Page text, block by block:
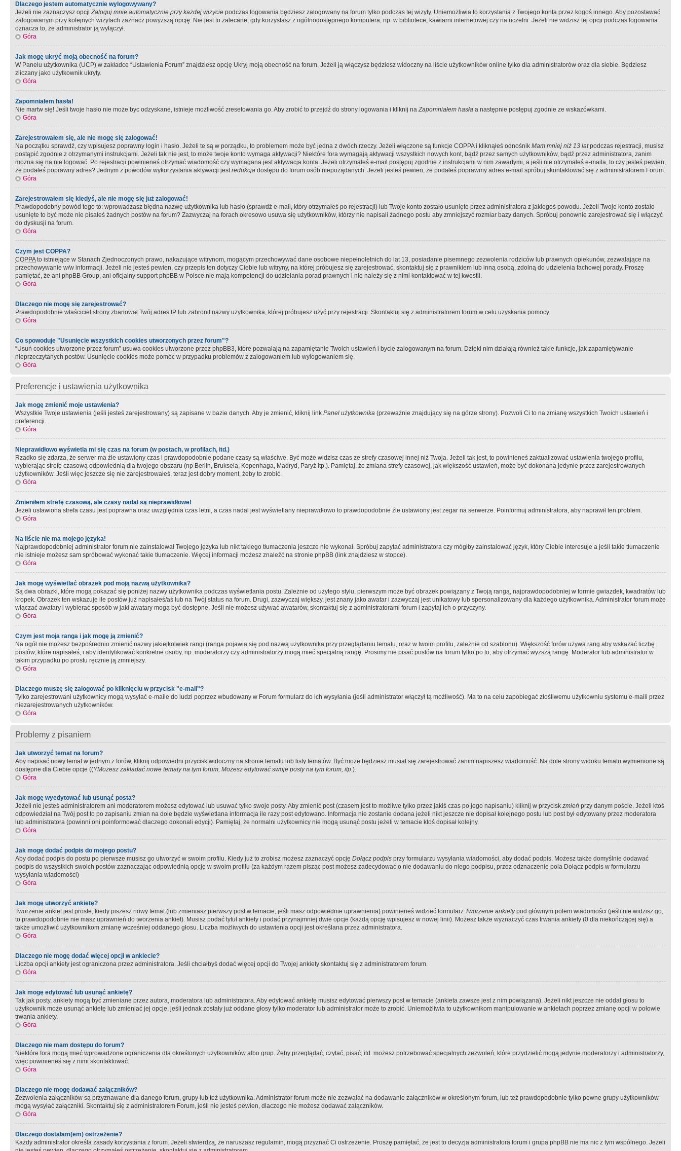
Dlaczego jestem automatycznie wylogowywany?
Jeżeli nie zaznaczysz opcjiZaloguj mnie automatycznie przy każdej wizycie podczas logowania będziesz zalogowany na forum tylko podczas tej wizyty. Uniemożliwia to korzystania z Twojego konta przez kogoś innego. Aby pozostawać
zalogowanym przy kolejnych wizytach zaznacz powyższą opcję. Nie jest to zalecane, gdy korzystasz z ogólnodostępnego komputera, np. w bibliotece, kawiarni internetowej czy na uczelni. Jeżeli nie widzisz tej opcji podczas logowania
oznacza to, że administrator ją wyłączył.
Góra
Jak mogę ukryć moją obecność na forum?
W Panelu użytkownika (UCP) w zakładce “Ustawienia Forum” znajdziesz opcję Ukryj moją obecność na forum. Jeżeli ją włączysz będziesz widoczny na liście użytkowników online tylko dla administratorów oraz dla siebie. Będziesz
zliczany jako użytkownik ukryty.
Góra
Zapomniałem hasła!
Nie martw się! Jeśli twoje hasło nie może byc odzyskane, istnieje możliwość zresetowania go. Aby zrobić to przejdź do strony logowania i kliknij naZapomniałem hasła a następnie postępuj zgodnie ze wskazówkami.
Góra
Zarejestrowałem się, ale nie mogę się zalogować!
Na początku sprawdź, czy wpisujesz poprawny login i hasło. Jeżeli te są w porządku, to problemem może być jedna z dwóch rzeczy. Jeżeli włączone są funkcje COPPA i kliknąłeś odnośnik Mam mniej niż 13 latpodczas rejestracji, musisz
postąpić zgodnie z otrzymanymi instrukcjami. Jeżeli tak nie jest, to może twoje konto wymaga aktywacji? Niektóre fora wymagają aktywacji wszystkich nowych kont, bądź przez samych użytkowników, bądź przez administratora, zanim
można się na nie logować. Po rejestracji powinieneś otrzymać wiadomość czy wymagana jest aktywacja konta. Jeżeli otrzymałeś e-mail postępuj zgodnie z instrukcjami w nim zawartymi, a jeśli nie otrzymałeś e-maila, to czy jesteś pewien,
że podałeś poprawny adres? Jednym z powodów wykorzystania aktywacji jestredukcja dostępu do forum osób niepożądanych. Jeżeli jesteś pewien, że podałeś poprawmy adres e-mail spróbuj skontaktować się z administratorem Forum.
Góra
Zarejestrowałem się kiedyś, ale nie mogę się już zalogować!
Prawdopodobny powód tego to: wprowadzasz błędna nazwę użytkownika lub hasło (sprawdź e-mail, który otrzymałeś po rejestracji) lub Twoje konto zostało usunięte przez administratora z jakiegoś powodu. Jeżeli Twoje konto zostało
usunięte to być może nie pisałeś żadnych postów na forum? Zazwyczaj na forach okresowo usuwa się użytkowników, którzy nie napisali żadnego postu aby zmniejszyć rozmiar bazy danych. Spróbuj ponownie zarejestrować się i włączyć
do dyskusji na forum.
Góra
Czym jest COPPA?
COPPAto istniejące w Stanach Zjednoczonych prawo, nakazujące witrynom, mogącym przechowywać dane osobowe niepełnoletnich do lat 13, posiadanie pisemnego zezwolenia rodziców lub prawnych opiekunów, zezwalające na
przechowywanie w/w informacji. Jeżeli nie jesteś pewien, czy przepis ten dotyczy Ciebie lub witryny, na której próbujesz się zarejestrować, skontaktuj się z prawnikiem lub inną osobą, zdolną do udzielenia fachowej porady. Proszę
pamiętać, że ani phpBB Group, ani oficjalny support phpBB w Polsce nie mają kompetencji do udzielania porad prawnych i nie należy się z nimi kontaktować w tej kwestii.
Góra
Dlaczego nie mogę się zarejestrować?
Prawdopodobnie właściciel strony zbanował Twój adres IP lub zabronił nazwy użytkownika, której próbujesz użyć przy rejestracji. Skontaktuj się z administratorem forum w celu uzyskania pomocy.
Góra
Co spowoduje "Usunięcie wszystkich cookies utworzonych przez forum"?
“Usuń cookies utworzone przez forum” usuwa cookies utworzone przez phpBB3, które pozwalają na zapamiętanie Twoich ustawień i bycie zalogowanym na forum. Dzięki nim działają również takie funkcje, jak zapamiętywanie
nieprzeczytanych postów. Usunięcie cookies może pomóc w przypadku problemów z zalogowaniem lub wylogowaniem się.
Góra
Preferencje i ustawienia użytkownika
Jak mogę zmienić moje ustawienia?
Wszystkie Twoje ustawienia (jeśli jesteś zarejestrowany) są zapisane w bazie danych. Aby je zmienić, kliknij link Panel użytkownika (przeważnie znajdujący się na górze strony). Pozwoli Ci to na zmianę wszystkich Twoich ustawień i
preferencji.
Góra
Nieprawidłowo wyświetla mi się czas na forum (w postach, w profilach, itd.)
Rzadko się zdarza, że serwer ma źle ustawiony czas i prawdopodobnie podane czasy są właściwe. Być może widzisz czas ze strefy czasowej innej niż Twoja. Jeżeli tak jest, to powinieneś zaktualizować ustawienia twojego profilu,
wybierając strefę czasową odpowiednią dla twojego obszaru (np Berlin, Bruksela, Kopenhaga, Madryd, Paryż itp.). Pamiętaj, że zmiana strefy czasowej, jak większość ustawień, może być dokonana jedynie przez zarejestrowanych
użytkowników. Jeśli więc jeszcze się nie zarejestrowałeś, teraz jest dobry moment, żeby to zrobić.
Góra
Zmieniłem strefę czasową, ale czasy nadal są nieprawidłowe!
Jeżeli ustawiona strefa czasu jest poprawna oraz uwzględnia czas letni, a czas nadal jest wyświetlany nieprawdłowo to prawdopodobnie źle ustawiony jest zegar na serwerze. Poinformuj administratora, aby naprawił ten problem.
Góra
Na liście nie ma mojego języka!
Najprawdopodobniej administrator forum nie zainstalował Twojego języka lub nikt takiego tłumaczenia jeszcze nie wykonał. Spróbuj zapytać administratora czy mógłby zainstalować język, który Ciebie interesuje a jeśli takie tłumaczenie
nie istnieje możesz sam spróbować wykonać takie tłumaczenie. Więcej informacji możesz znaleźć na stronie phpBB (link znajdziesz w stopce).
Góra
Jak mogę wyświetlać obrazek pod moją nazwą użytkownika?
Są dwa obrazki, które mogą pokazać się poniżej nazwy użytkownika podczas wyświetlania postu. Zależnie od użytego stylu, pierwszym może być obrazek powiązany z Twoją rangą, najprawdopodobniej w formie gwiazdek, kwadratów lub
kropek. Obrazek ten wskazuje ile postów już napisałeś/aś lub na Twój status na forum. Drugi, zazwyczaj większy, jest znany jako awatar i zazwyczaj jest unikatowy lub spersonalizowany dla każdego użytkownika. Administrator forum może
włączać awatary i wybierać sposób w jaki awatary mogą być dostępne. Jeśli nie możesz używać awatarów, skontaktuj się z administratorami forum i zapytaj ich o przyczyny.
Góra
Czym jest moja ranga i jak mogę ją zmienić?
Na ogół nie możesz bezpośrednio zmienić nazwy jakiejkolwiek rangi (ranga pojawia się pod nazwą użytkownika przy przeglądaniu tematu, oraz w twoim profilu, zależnie od szablonu). Większość forów używa rang aby wskazać liczbę
postów, które napisałeś, i aby identyfikować konkretne osoby, np. moderatorzy czy administratorzy mogą mieć specjalną rangę. Prosimy nie pisać postów na forum tylko po to, aby otrzymać wyższą rangę. Moderator lub administrator w
takim przypadku po prostu ręcznie ją zmniejszy.
Góra
Dlaczego muszę się zalogować po kliknięciu w przycisk "e-mail"?
Tylko zarejestrowani użytkownicy mogą wysyłać e-maile do ludzi poprzez wbudowany w Forum formularz do ich wysyłania (jeśli administrator włączył tą możliwość). Ma to na celu zapobiegać złośliwemu użytkowniu systemu e-maili przez
niezarejestrowanych użytkowników.
Góra
Problemy z pisaniem
Jak utworzyć temat na forum?
Aby napisać nowy temat w jednym z forów, kliknij odpowiedni przycisk widoczny na stronie tematu lub listy tematów. Być może będziesz musiał się zarejestrować zanim napiszesz wiadomość. Na dole strony widoku tematu wymienione są
dostępne dla Ciebie opcje ((YMożesz zakładać nowe tematy na tym forum, Możesz edytować swoje posty na tym forum, itp.).
Góra
Jak mogę wyedytować lub usunąć posta?
Jeżeli nie jesteś administratorem ani moderatorem możesz edytować lub usuwać tylko swoje posty. Aby zmienić post (czasem jest to możliwe tylko przez jakiś czas po jego napisaniu) kliknij w przycisk zmień przy danym poście. Jeżeli ktoś
odpowiedział na Twój post to po zapisaniu zmian na dole będzie wyświetlana informacja ile razy post edytowano. Informacja nie zostanie dodana jeżeli nikt jeszcze nie dopisał kolejnego postu lub post był edytowany przez moderatora
lub administratora (powinni oni poinformować dlaczego dokonali edycji). Pamiętaj, że normalni użytkownicy nie mogą usunąć postu jeżeli w temacie ktoś dopisał kolejny.
Góra
Jak mogę dodać podpis do mojego postu?
Aby dodać podpis do postu po pierwsze musisz go utworzyć w swoim profilu. Kiedy już to zrobisz możesz zaznaczyć opcję Dołącz podpis przy formularzu wysyłania wiadomości, aby dodać podpis. Możesz także domyślnie dodawać
podpis do wszystkich swoich postów zaznaczając odpowiednią opcję w swoim profilu (za każdym razem pisząc post możesz zadecydować o nie dodawaniu do niego podpisu, przez odznaczenie pola Dołącz podpis w formularzu
wysyłania wiadomości)
Góra
Jak mogę utworzyć ankietę?
Tworzenie ankiet jest proste, kiedy piszesz nowy temat (lub zmieniasz pierwszy post w temacie, jeśli masz odpowiednie uprawnienia) powinieneś widzieć formularz Tworzenie ankietypod głównym polem wiadomości (jeśli nie widzisz go,
to prawdopodobnie nie masz uprawnień do tworzenia ankiet). Musisz podać tytuł ankiety i podać przynajmniej dwie opcje (każdą opcję wpisujesz w nowej linii). Możesz także wyznaczyć czas trwania ankiety (0 dla niekończącej się) a
także umożliwić użytkownikom zmianę wcześniej oddanego głosu. Liczba możliwych do ustawienia opcji jest określana przez administratora.
Góra
Dlaczego nie mogę dodać więcej opcji w ankiecie?
Liczba opcji ankiety jest ograniczona przez administratora. Jeśli chciałbyś dodać więcej opcji do Twojej ankiety skontaktuj się z administratorem forum.
Góra
Jak mogę edytować lub usunąć ankietę?
Tak jak posty, ankiety mogą być zmieniane przez autora, moderatora lub administratora. Aby edytować ankietę musisz edytować pierwszy post w temacie (ankieta zawsze jest z nim powiązana). Jeżeli nikt jeszcze nie oddał głosu to
użytkownik może usunąć ankietę lub zmieniać jej opcje, jeśli jednak zostały już oddane głosy tylko moderator lub administrator może to zrobić. Uniemożliwia to użytkownikom manipulowanie w ankietach poprzez zmianę opcji w połowie
trwania ankiety.
Góra
Dlaczego nie mam dostępu do forum?
Niektóre fora mogą mieć wprowadzone ograniczenia dla określonych użytkowników albo grup. Żeby przeglądać, czytać, pisać, itd. możesz potrzebować specjalnych zezwoleń, które przydzielić mogą jedynie moderatorzy i administratorzy,
więc powinieneś się z nimi skontaktować.
Góra
Dlaczego nie mogę dodawać załączników?
Zezwolenia załączników są przyznawane dla danego forum, grupy lub też użytkownika. Administrator forum może nie zezwalać na dodawanie załączników w określonym forum, lub też prawdopodobnie tylko pewne grupy użytkowników
mogą wysyłać załączniki. Skontaktuj się z administratorem Forum, jeśli nie jesteś pewien, dlaczego nie możesz dodawać załączników.
Góra
Dlaczego dostałam(em) ostrzeżenie?
Każdy administrator określa zasady korzystania z forum. Jeżeli stwierdzą, że naruszasz regulamin, mogą przyznać Ci ostrzeżenie. Proszę pamiętać, że jest to decyzja administratora forum i grupa phpBB nie ma nic z tym wspólnego. Jeżeli